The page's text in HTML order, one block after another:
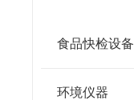
食品快检设备
环境仪器